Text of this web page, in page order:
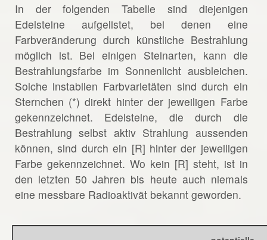
In der folgenden Tabelle sind diejenigen
Edelsteine aufgelistet, bei denen eine
Farbveränderung durch künstliche Bestrahlung
möglich ist. Bei einigen Steinarten, kann die
Bestrahlungsfarbe im Sonnenlicht ausbleichen.
Solche instabilen Farbvarietäten sind durch ein
Sternchen (*) direkt hinter der jeweiligen Farbe
gekennzeichnet. Edelsteine, die durch die
Bestrahlung selbst aktiv Strahlung aussenden
können, sind durch ein [R] hinter der jeweiligen
Farbe gekennzeichnet. Wo kein [R] steht, ist in
den letzten 50 Jahren bis heute auch niemals
eine messbare Radioaktivät bekannt geworden.